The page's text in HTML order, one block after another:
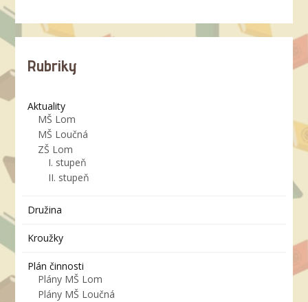
Rubriky
Aktuality
MŠ Lom
MŠ Loučná
ZŠ Lom
I. stupeň
II. stupeň
Družina
Kroužky
Plán činnosti
Plány MŠ Lom
Plány MŠ Loučná